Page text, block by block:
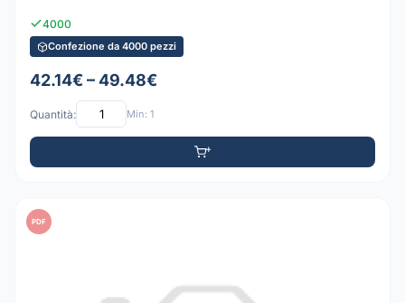
4000
Confezione da 4000 pezzi
42.14€ – 49.48€
Quantità: Min: 1
PDF